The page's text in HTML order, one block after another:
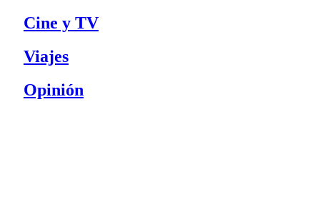
Cine y TV
Viajes
Opinión